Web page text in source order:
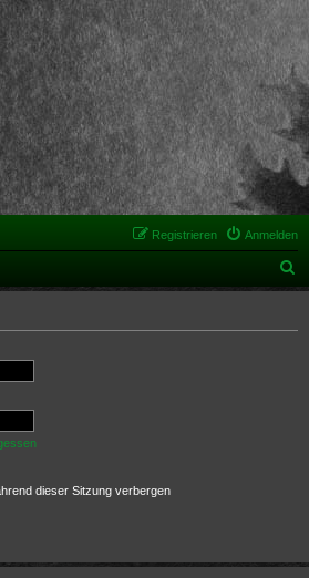
Anmelden
Registrieren
u
dieser Sitzung verbergen